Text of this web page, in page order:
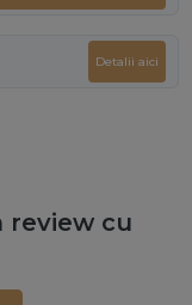
Detalii aici
review cu